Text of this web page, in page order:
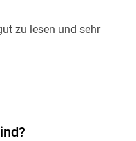
zu lesen und sehr